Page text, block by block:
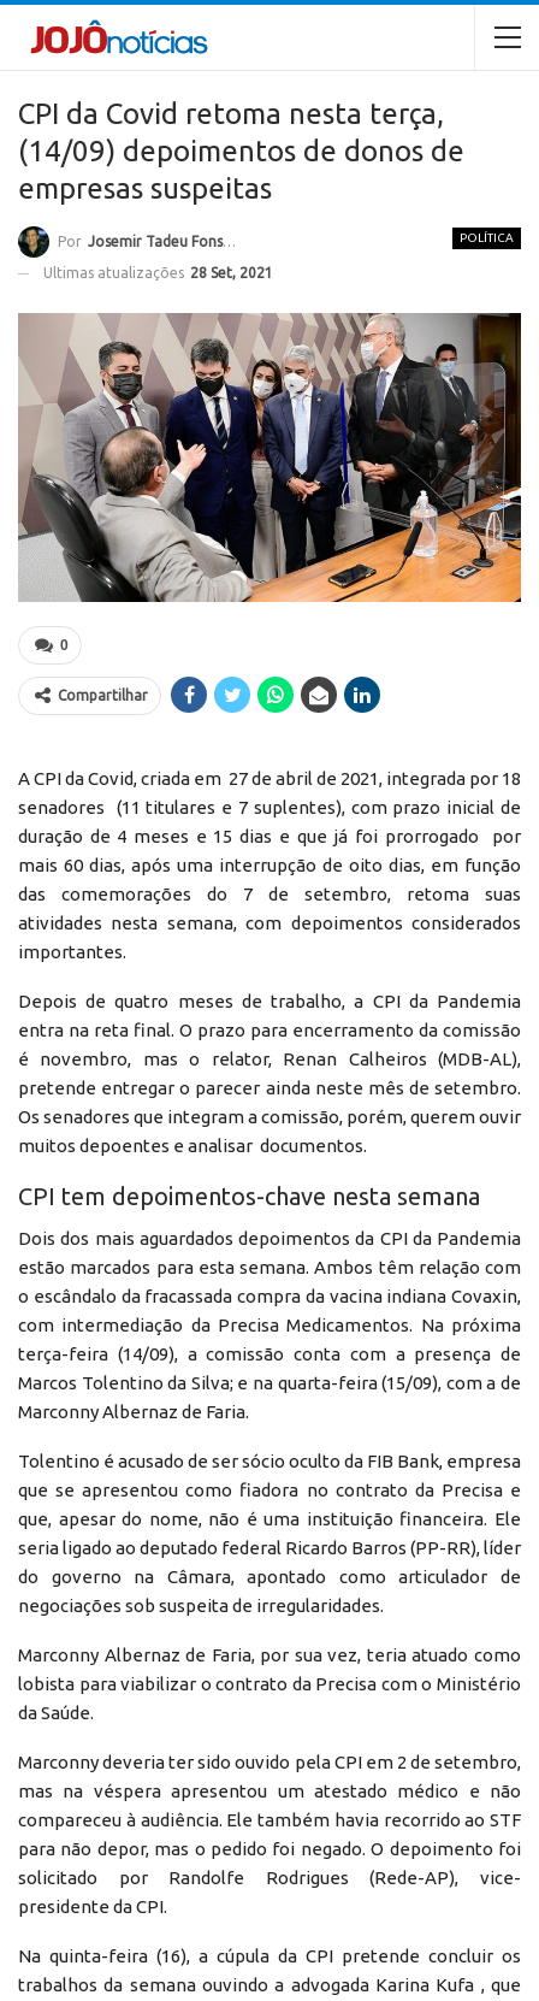
CPI da Covid retoma nesta terça,
(14/09) depoimentos de donos de
empresas suspeitas
POLÍTICA
Por Josemir Tadeu Fonseca
Ultimas atualizações 28 Set, 2021
0
Compartilhar
A CPI da Covid, criada em 27 de abril de 2021, integrada por 18
senadores (11 titulares e 7 suplentes), com prazo inicial de
duração de 4 meses e 15 dias e que já foi prorrogado por
mais 60 dias, após uma interrupção de oito dias, em função
das comemorações do 7 de setembro, retoma suas
atividades nesta semana, com depoimentos considerados
importantes.
Depois de quatro meses de trabalho, a CPI da Pandemia
entra na reta final. O prazo para encerramento da comissão
é novembro, mas o relator, Renan Calheiros (MDB-AL),
pretende entregar o parecer ainda neste mês de setembro.
Os senadores que integram a comissão, porém, querem ouvir
muitos depoentes e analisar documentos.
CPI tem depoimentos-chave nesta semana
Dois dos mais aguardados depoimentos da CPI da Pandemia
estão marcados para esta semana. Ambos têm relação com
o escândalo da fracassada compra da vacina indiana Covaxin,
com intermediação da Precisa Medicamentos. Na próxima
terça-feira (14/09), a comissão conta com a presença de
Marcos Tolentino da Silva; e na quarta-feira (15/09), com a de
Marconny Albernaz de Faria.
Tolentino é acusado de ser sócio oculto da FIB Bank, empresa
que se apresentou como fiadora no contrato da Precisa e
que, apesar do nome, não é uma instituição financeira. Ele
seria ligado ao deputado federal Ricardo Barros (PP-RR), líder
do governo na Câmara, apontado como articulador de
negociações sob suspeita de irregularidades.
Marconny Albernaz de Faria, por sua vez, teria atuado como
lobista para viabilizar o contrato da Precisa com o Ministério
da Saúde.
Marconny deveria ter sido ouvido pela CPI em 2 de setembro,
mas na véspera apresentou um atestado médico e não
compareceu à audiência. Ele também havia recorrido ao STF
para não depor, mas o pedido foi negado. O depoimento foi
solicitado por Randolfe Rodrigues (Rede-AP), vice-
presidente da CPI.
Na quinta-feira (16), a cúpula da CPI pretende concluir os
trabalhos da semana ouvindo a advogada Karina Kufa , que